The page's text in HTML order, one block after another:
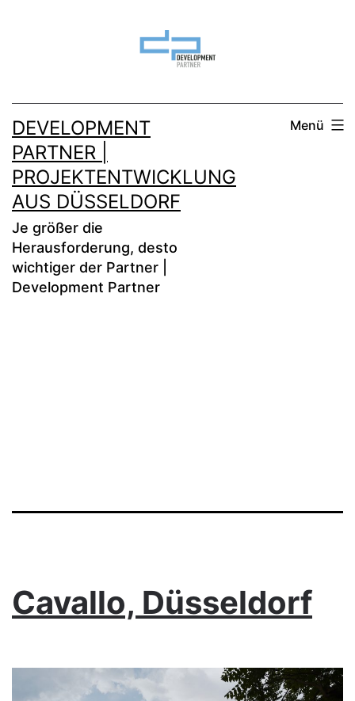
DEVELOPMENT
PARTNER |
PROJEKTENTWICKLUNG
AUS DÜSSELDORF
Je größer die
Herausforderung, desto
wichtiger der Partner |
Development Partner
Menü
Cavallo, Düsseldorf